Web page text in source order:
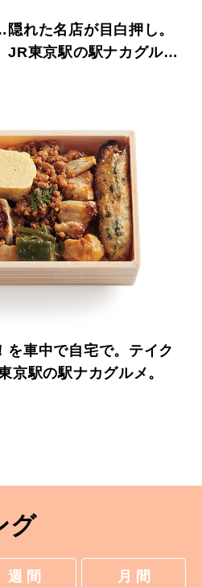
れた名店が目白押し。
JR東京駅の駅ナカグル
を車中で自宅で。テイク
京駅の駅ナカグルメ。
グ
週 間 月 間